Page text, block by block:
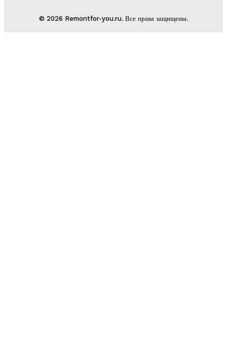
© 2026 Remontfor-you.ru. Все права защищены.